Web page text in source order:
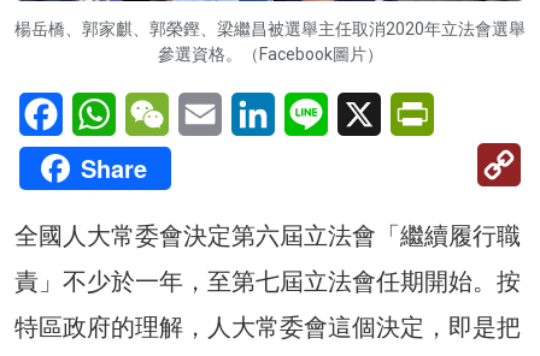
楊岳橋、郭家麒、郭榮鏗、梁繼昌被選舉主任取消2020年立法會選舉
參選資格。（Facebook圖片）
FacebookWhatsAppWeChatEmail LinkedInLine X
Share
全國人大常委會決定第六屆立法會「繼續履行職
責」不少於一年，至第七屆立法會任期開始。按
特區政府的理解，人大常委會這個決定，即是把